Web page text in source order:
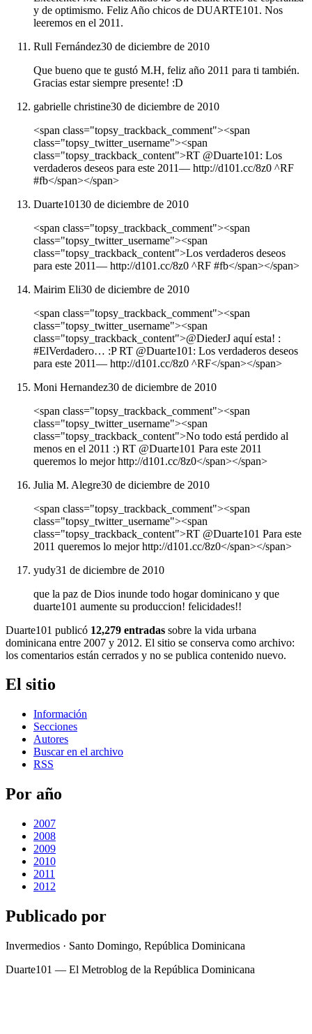
y de optimismo. Feliz Año chicos de DUARTE101. Nos
leeremos en el 2011.
Rull Fernández30 de diciembre de 2010
Que bueno que te gustó M.H, feliz año 2011 para ti también.
Gracias estar siempre presente! :D
gabrielle christine30 de diciembre de 2010
<span class="topsy_trackback_comment"><span
class="topsy_twitter_username"><span
class="topsy_trackback_content">RT @Duarte101: Los
verdaderos deseos para este 2011— http://d101.cc/8z0 ^RF
#fb</span></span>
Duarte10130 de diciembre de 2010
<span class="topsy_trackback_comment"><span
class="topsy_twitter_username"><span
class="topsy_trackback_content">Los verdaderos deseos
para este 2011— http://d101.cc/8z0 ^RF #fb</span></span>
Mairim Eli30 de diciembre de 2010
<span class="topsy_trackback_comment"><span
class="topsy_twitter_username"><span
class="topsy_trackback_content">@DiederJ aquí esta! :
#ElVerdadero… :P RT @Duarte101: Los verdaderos deseos
para este 2011— http://d101.cc/8z0 ^RF</span></span>
Moni Hernandez30 de diciembre de 2010
<span class="topsy_trackback_comment"><span
class="topsy_twitter_username"><span
class="topsy_trackback_content">No todo está perdido al
menos en el 2011 :) RT @Duarte101 Para este 2011
queremos lo mejor http://d101.cc/8z0</span></span>
Julia M. Alegre30 de diciembre de 2010
<span class="topsy_trackback_comment"><span
class="topsy_twitter_username"><span
class="topsy_trackback_content">RT @Duarte101 Para este
2011 queremos lo mejor http://d101.cc/8z0</span></span>
yudy31 de diciembre de 2010
que la paz de Dios inunde todo hogar dominicano y que
duarte101 aumente su produccion! felicidades!!
Duarte101 publicó 12,279 entradas sobre la vida urbana
dominicana entre 2007 y 2012. El sitio se conserva como archivo:
los comentarios están cerrados y no se publica contenido nuevo.
El sitio
Información
Secciones
Autores
Buscar en el archivo
RSS
Por año
2007
2008
2009
2010
2011
2012
Publicado por
Invermedios · Santo Domingo, República Dominicana
Duarte101 — El Metroblog de la República Dominicana